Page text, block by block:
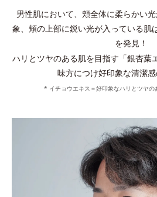
男性肌において、頬全体に柔らかい
象、頬の上部に鋭い光が入っている肌
を発見！
ハリとツヤのある肌を目指す「銀杏葉
味方につけ好印象な清潔感
* イチョウエキス＝好印象なハリとツヤの